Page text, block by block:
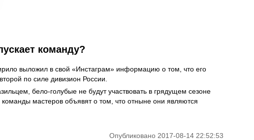
команду?
выложил в свой «Инстаграм» информацию о том, что его
по силе дивизион России.
бело-голубые не будут участвовать в грядущем сезоне
мастеров объявят о том, что отныне они являются
Опубликовано 2017-08-14 22:52:53